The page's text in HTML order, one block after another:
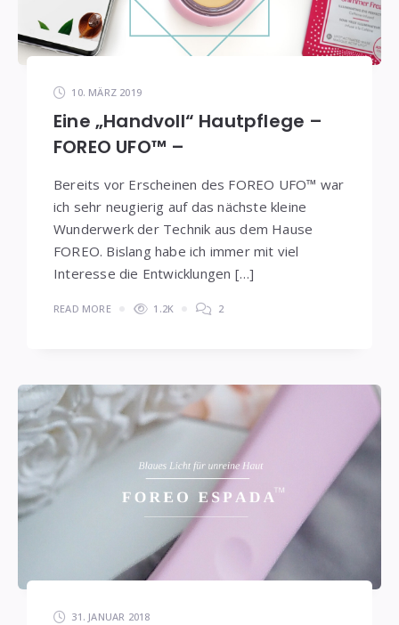
10. MÄRZ 2019
Eine „Handvoll“ Hautpflege –
FOREO UFO™ –
Bereits vor Erscheinen des FOREO UFO™ war
ich sehr neugierig auf das nächste kleine
Wunderwerk der Technik aus dem Hause
FOREO. Bislang habe ich immer mit viel
Interesse die Entwicklungen […]
READ MORE 1.2K 2
31. JANUAR 2018